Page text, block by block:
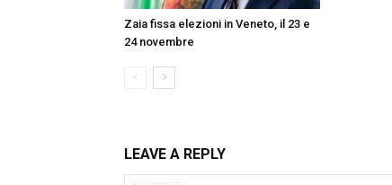
Zaia fissa elezioni in Veneto, il 23 e
24 novembre
LEAVE A REPLY